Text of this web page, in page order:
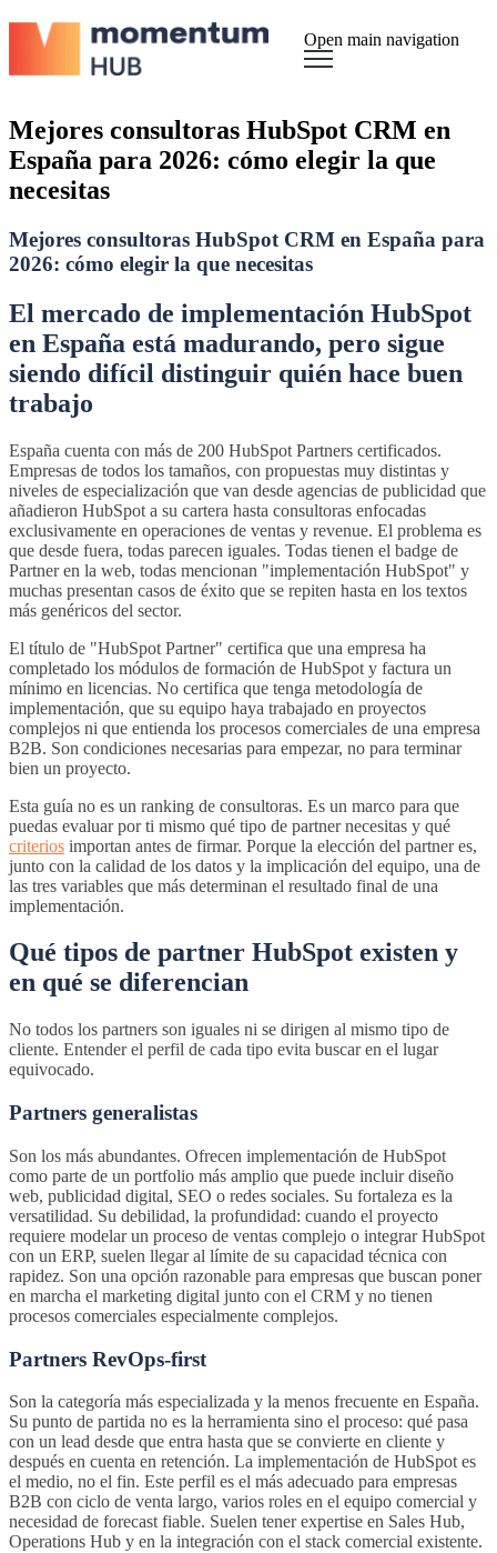
Open main navigation
Mejores consultoras HubSpot CRM en
España para 2026: cómo elegir la que
necesitas
Mejores consultoras HubSpot CRM en España para
2026: cómo elegir la que necesitas
El mercado de implementación HubSpot
en España está madurando, pero sigue
siendo difícil distinguir quién hace buen
trabajo
España cuenta con más de 200 HubSpot Partners certificados.
Empresas de todos los tamaños, con propuestas muy distintas y
niveles de especialización que van desde agencias de publicidad que
añadieron HubSpot a su cartera hasta consultoras enfocadas
exclusivamente en operaciones de ventas y revenue. El problema es
que desde fuera, todas parecen iguales. Todas tienen el badge de
Partner en la web, todas mencionan "implementación HubSpot" y
muchas presentan casos de éxito que se repiten hasta en los textos
más genéricos del sector.
El título de "HubSpot Partner" certifica que una empresa ha
completado los módulos de formación de HubSpot y factura un
mínimo en licencias. No certifica que tenga metodología de
implementación, que su equipo haya trabajado en proyectos
complejos ni que entienda los procesos comerciales de una empresa
B2B. Son condiciones necesarias para empezar, no para terminar
bien un proyecto.
Esta guía no es un ranking de consultoras. Es un marco para que
puedas evaluar por ti mismo qué tipo de partner necesitas y qué
criterios importan antes de firmar. Porque la elección del partner es,
junto con la calidad de los datos y la implicación del equipo, una de
las tres variables que más determinan el resultado final de una
implementación.
Qué tipos de partner HubSpot existen y
en qué se diferencian
No todos los partners son iguales ni se dirigen al mismo tipo de
cliente. Entender el perfil de cada tipo evita buscar en el lugar
equivocado.
Partners generalistas
Son los más abundantes. Ofrecen implementación de HubSpot
como parte de un portfolio más amplio que puede incluir diseño
web, publicidad digital, SEO o redes sociales. Su fortaleza es la
versatilidad. Su debilidad, la profundidad: cuando el proyecto
requiere modelar un proceso de ventas complejo o integrar HubSpot
con un ERP, suelen llegar al límite de su capacidad técnica con
rapidez. Son una opción razonable para empresas que buscan poner
en marcha el marketing digital junto con el CRM y no tienen
procesos comerciales especialmente complejos.
Partners RevOps-first
Son la categoría más especializada y la menos frecuente en España.
Su punto de partida no es la herramienta sino el proceso: qué pasa
con un lead desde que entra hasta que se convierte en cliente y
después en cuenta en retención. La implementación de HubSpot es
el medio, no el fin. Este perfil es el más adecuado para empresas
B2B con ciclo de venta largo, varios roles en el equipo comercial y
necesidad de forecast fiable. Suelen tener expertise en Sales Hub,
Operations Hub y en la integración con el stack comercial existente.